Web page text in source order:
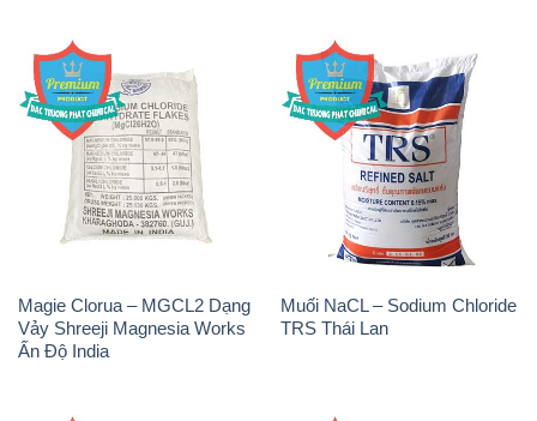
Magie Clorua – MGCL2 Dạng
Vảy Shreeji Magnesia Works
Ấn Độ India
Muối NaCL – Sodium Chloride
TRS Thái Lan